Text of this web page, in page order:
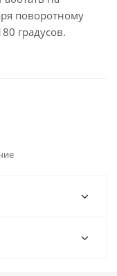
поворотному
градусов.